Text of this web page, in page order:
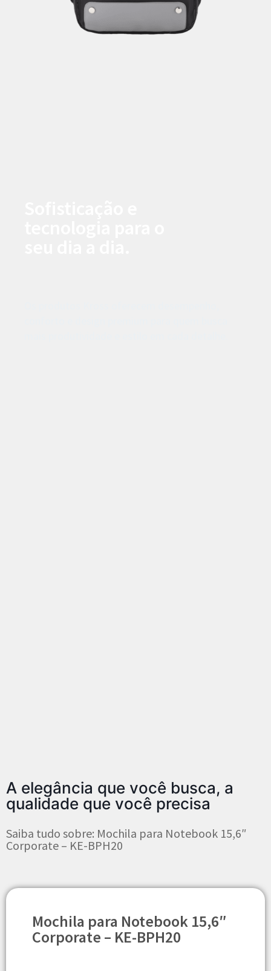
A elegância que você busca, a
qualidade que você precisa
Saiba tudo sobre: Mochila para Notebook 15,6″
Corporate – KE-BPH20
Mochila para Notebook 15,6″
Corporate – KE-BPH20